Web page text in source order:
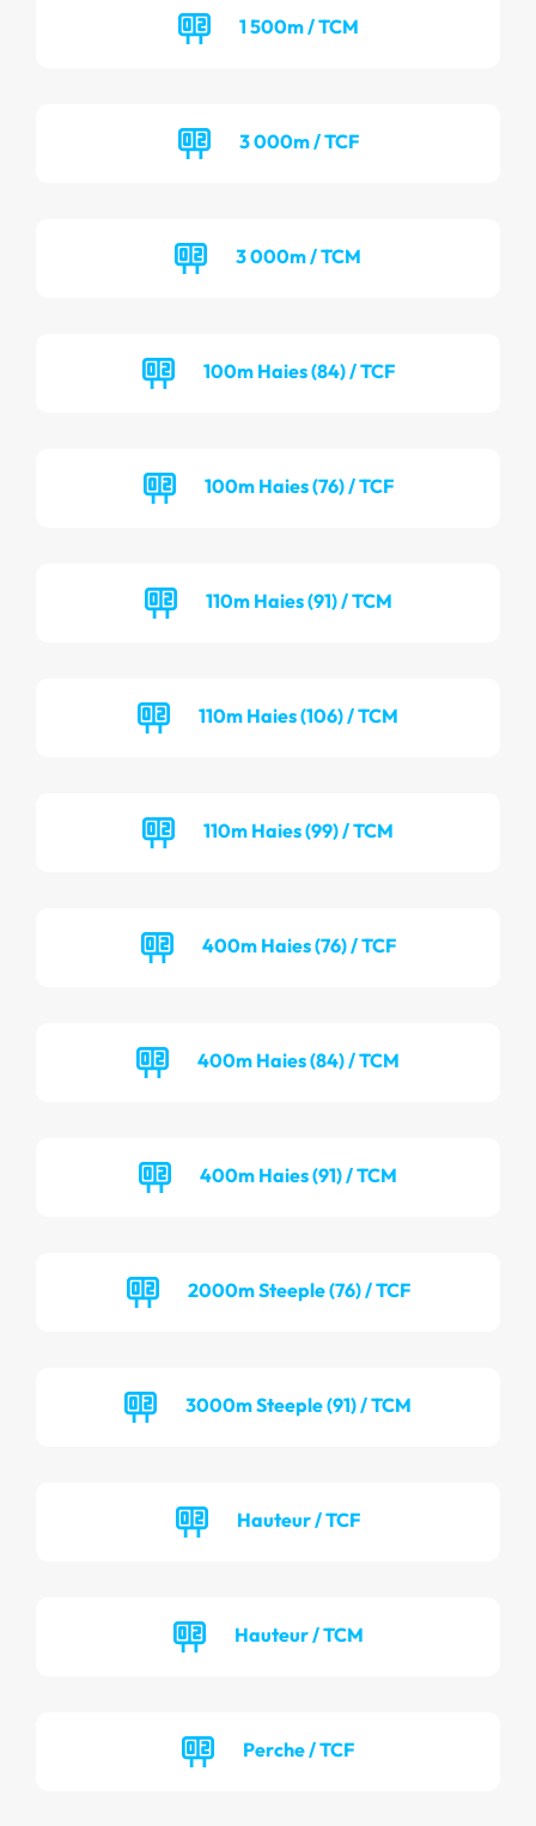
1 500m / TCM
3 000m / TCF
3 000m / TCM
100m Haies (84) / TCF
100m Haies (76) / TCF
110m Haies (91) / TCM
110m Haies (106) / TCM
110m Haies (99) / TCM
400m Haies (76) / TCF
400m Haies (84) / TCM
400m Haies (91) / TCM
2000m Steeple (76) / TCF
3000m Steeple (91) / TCM
Hauteur / TCF
Hauteur / TCM
Perche / TCF